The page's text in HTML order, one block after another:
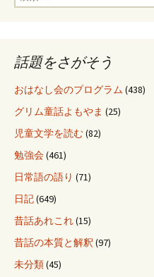
索
話題をさがそう
おはなし会のプログラム (438)
グリム童話よもやま (25)
児童文学を読む(82)
勉強会(461)
日常語の語り (71)
日記(649)
昔話あれこれ(15)
昔話の本質と解釈 (97)
未分類(45)